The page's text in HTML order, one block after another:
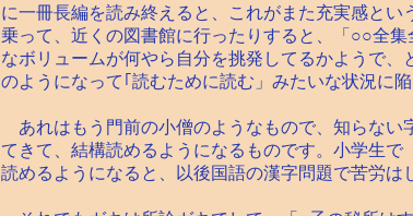
に一冊長編を読み終えると、これがまた充実感と
乗って、近くの図書館に行ったりすると、「○○全
なボリュームが何やら自分を挑発してるかようで
のようになって｢読むために読む」みたいな状況に陥
あれはもう門前の小僧のようなもので、知らない
てきて、結構読めるようになるものです。小学生
読めるようになると、以後国語の漢字問題で苦労は